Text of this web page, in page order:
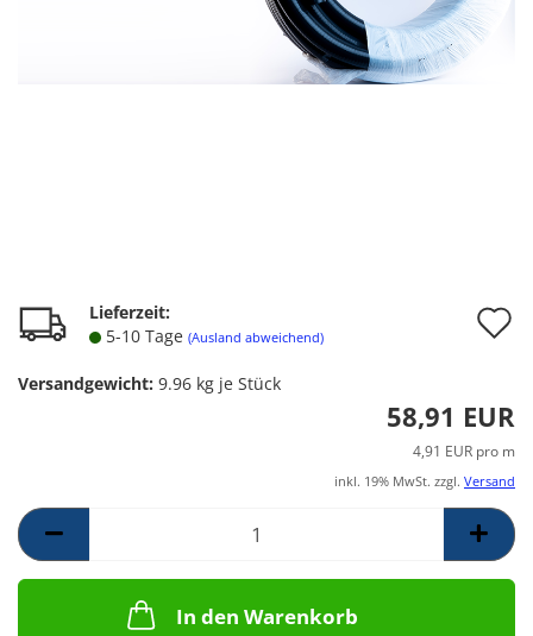
Lieferzeit:
5-10 Tage (Ausland abweichend)
Versandgewicht: 9.96 kg je Stück
58,91 EUR
4,91 EUR pro m
inkl. 19% MwSt. zzgl. Versand
In den Warenkorb